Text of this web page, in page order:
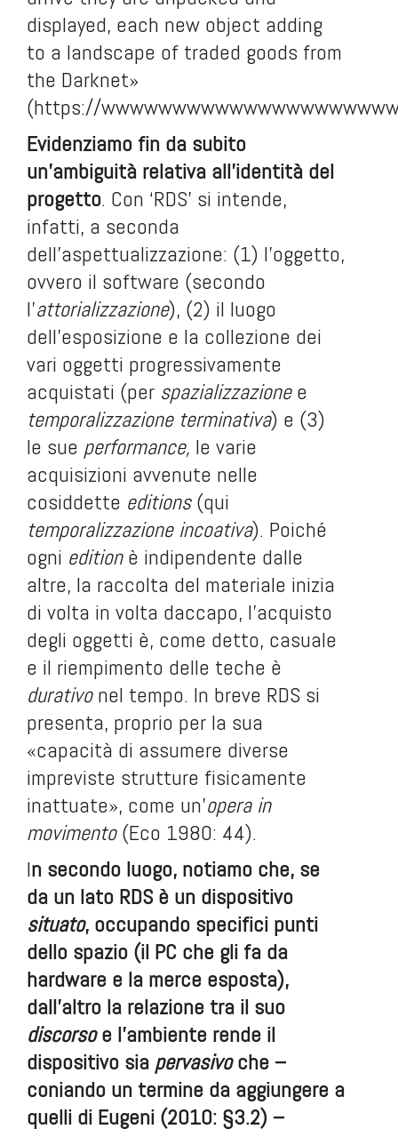
displayed, each new object adding
to a landscape of traded goods from
the Darknet»
(https://
Evidenziamo fin da subito
un’ambiguità relativa all’identità del
progetto. Con ‘RDS’ si intende,
infatti, a seconda
dell’aspettualizzazione: (1) l’oggetto,
ovvero il software (secondo
l’attorializzazione), (2) il luogo
dell’esposizione e la collezione dei
vari oggetti progressivamente
acquistati (per spazializzazionee
temporalizzazione terminativa) e (3)
le sue performance, le varie
acquisizioni avvenute nelle
cosiddette editions(qui
temporalizzazione incoativa). Poiché
ogni editionè indipendente dalle
altre, la raccolta del materiale inizia
di volta in volta daccapo, l’acquisto
degli oggetti è, come detto, casuale
e il riempimento delle teche è
durativonel tempo. In breve RDS si
presenta, proprio per la sua
«capacità di assumere diverse
impreviste strutture fisicamente
inattuate», come un’opera in
movimento(Eco 1980: 44).
In secondo luogo, notiamo che, se
da un lato RDS è un dispositivo
situato, occupando specifici punti
dello spazio (il PC che gli fa da
hardware e la merce esposta),
dall’altro la relazione tra il suo
discorsoe l’ambiente rende il
dispositivo sia pervasivoche –
coniando un termine da aggiungere a
quelli di Eugeni (2010: §3.2) –